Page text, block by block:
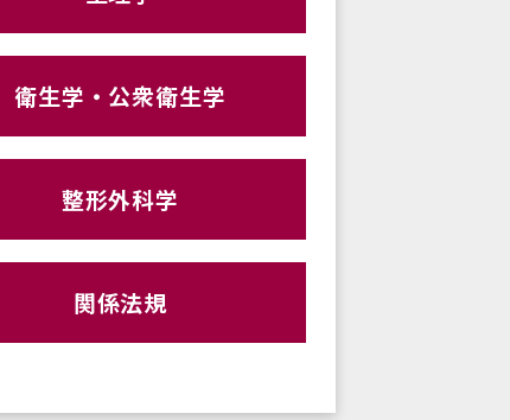
衛生学・公衆衛生学
整形外科学
関係法規